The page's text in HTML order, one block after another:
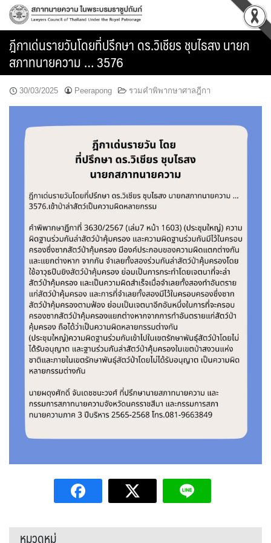
Skip
content
ฎีกาเด่นรายวันโดยที่ปรึกษา ดร.วิเชียร ชุบไธสง นายก
สภาทนายความ … 3576
30/03/2025 Peerapong รวมคำพิพากษาศาลฎีกา
หมวดหมู่